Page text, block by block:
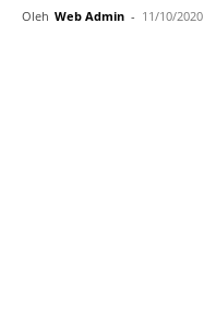
Oleh Web Admin - 11/10/2020